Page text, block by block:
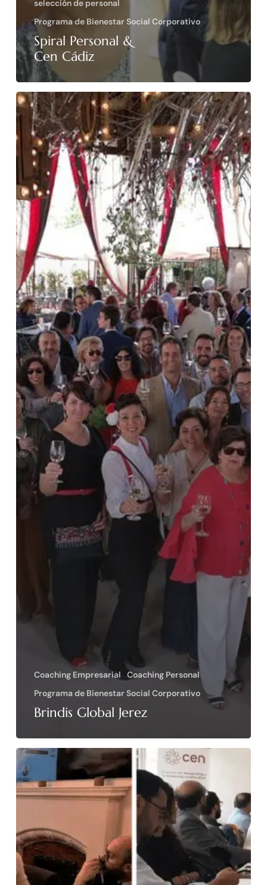
selección de personal
Programa de Bienestar Social Corporativo
Spiral Personal &
Cen Cádiz
Brindis
Global
Jerez
Coaching Empresarial
Coaching Personal
Programa de Bienestar Social Corporativo
Brindis Global Jerez
Spiral
Personal
&
Cen